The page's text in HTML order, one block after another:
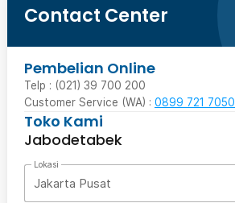
Contact Center
Pembelian Online
Telp : (021) 39 700 200
Customer Service (WA) : 0899 721 7050
Toko Kami
Jabodetabek
Lokasi
Jakarta Pusat